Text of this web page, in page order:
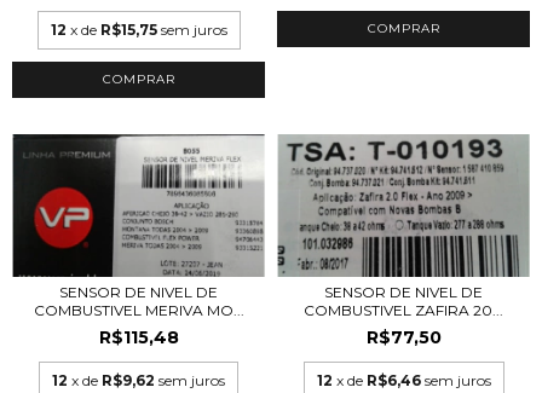
12 x de R$15,75 sem juros
SENSOR DE NIVEL DE
COMBUSTIVEL MERIVA MO...
R$115,48
12 x de R$9,62 sem juros
SENSOR DE NIVEL DE
COMBUSTIVEL ZAFIRA 20...
R$77,50
12 x de R$6,46 sem juros